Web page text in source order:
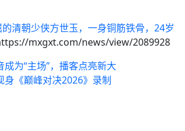
清朝少侠方世玉，一身铜筋铁骨，24岁
mxgxt.com/news/view/2089928
成为“主场”，播客点亮新大
身《巅峰对决2026》录制